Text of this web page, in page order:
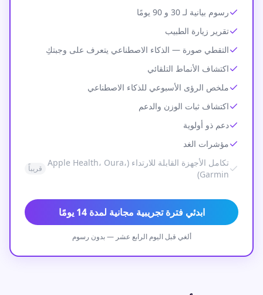
رسوم بيانية لـ 30 و 90 يومًا
تقرير زيارة الطبيب
التقطي صورة — الذكاء الاصطناعي يتعرف على وجبتكِ
اكتشاف الأنماط التلقائي
ملخص الرؤى الأسبوعي للذكاء الاصطناعي
اكتشاف ثبات الوزن والدعم
دعم ذو أولوية
مؤشرات الغد
تكامل الأجهزة القابلة للارتداء (Apple Health، Oura،
Garmin)
قريباً
ابدئي فترة تجريبية مجانية لمدة 14 يومًا
ألغي قبل اليوم الرابع عشر — بدون رسوم